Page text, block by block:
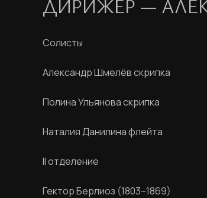
ДИРИЖЁР —
Солисты
Александр Шмелёв скрипка
Полина Ульянова скрипка
Наталия Данилина флейта
II отделение
Гектор Берлиоз (1803–1869)